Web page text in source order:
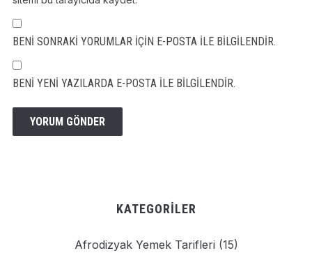
BENI SONRAKI YORUMLAR IÇIN E-POSTA ILE BILGILENDIR.
BENI YENI YAZILARDA E-POSTA ILE BILGILENDIR.
KATEGORILER
Afrodizyak Yemek Tarifleri (15)